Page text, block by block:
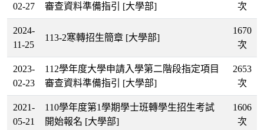
02-27
審查資料準備指引 [大學部]
次
2024-
11-25
113-2寒轉招生簡章 [大學部]
1670
次
2023-
02-23
112學年度大學申請入學第二階段指定項目
審查資料準備指引 [大學部]
2653
次
2021-
05-21
110學年度第1學期學士班轉學生招生考試
開始報名 [大學部]
1606
次